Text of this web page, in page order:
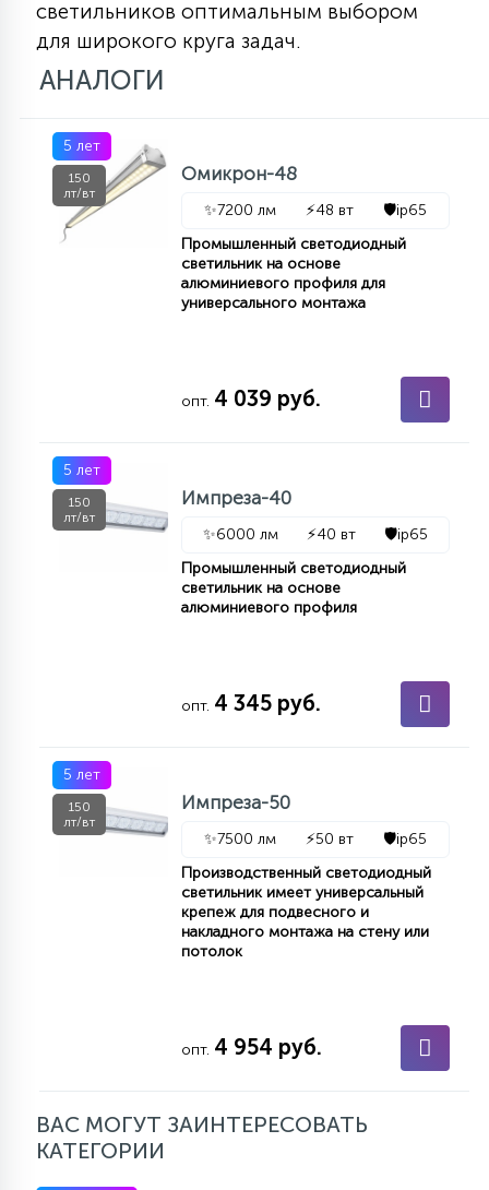
светильников оптимальным выбором
для широкого круга задач.
АНАЛОГИ
5 лет
150
лт/вт
Омикрон-48
✨7200 лм ⚡48 вт 🛡️ip65
Промышленный светодиодный
светильник на основе
алюминиевого профиля для
универсального монтажа
опт. 4 039 руб.
5 лет
150
лт/вт
Импреза-40
✨6000 лм ⚡40 вт 🛡️ip65
Промышленный светодиодный
светильник на основе
алюминиевого профиля
опт. 4 345 руб.
5 лет
150
лт/вт
Импреза-50
✨7500 лм ⚡50 вт 🛡️ip65
Производственный светодиодный
светильник имеет универсальный
крепеж для подвесного и
накладного монтажа на стену или
потолок
опт. 4 954 руб.
ВАС МОГУТ ЗАИНТЕРЕСОВАТЬ
КАТЕГОРИИ